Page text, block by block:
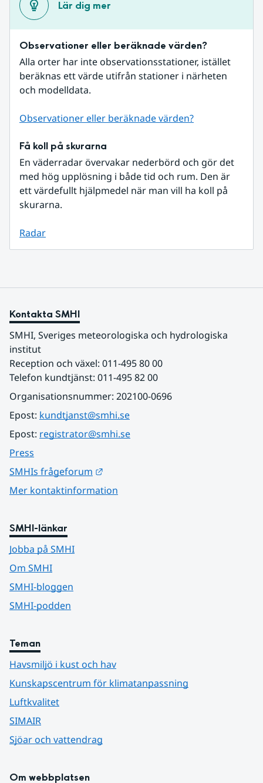
Lär dig mer
Observationer eller beräknade värden?
Alla orter har inte observationsstationer, istället
beräknas ett värde utifrån stationer i närheten
och modelldata.
Observationer eller beräknade värden?
Få koll på skurarna
En väderradar övervakar nederbörd och gör det
med hög upplösning i både tid och rum. Den är
ett värdefullt hjälpmedel när man vill ha koll på
skurarna.
Radar
Kontakta SMHI
SMHI, Sveriges meteorologiska och hydrologiska
institut
Reception och växel: 011-495 80 00
Telefon kundtjänst: 011-495 82 00
Organisationsnummer: 202100-0696
Epost: kundtjanst@smhi.se
Epost: registrator@smhi.se
Press
SMHIs frågeforum
Mer kontaktinformation
SMHI-länkar
Jobba på SMHI
Om SMHI
SMHI-bloggen
SMHI-podden
Teman
Havsmiljö i kust och hav
Kunskapscentrum för klimatanpassning
Luftkvalitet
SIMAIR
Sjöar och vattendrag
Om webbplatsen